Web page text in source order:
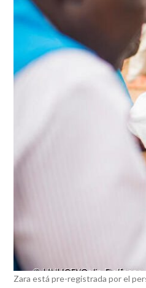
Zara está pre-registrada por el